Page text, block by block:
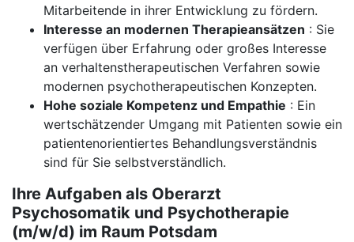
Mitarbeitende in ihrer Entwicklung zu fördern.
Interesse an modernen Therapieansätzen : Sie
verfügen über Erfahrung oder großes Interesse
an verhaltenstherapeutischen Verfahren sowie
modernen psychotherapeutischen Konzepten.
Hohe soziale Kompetenz und Empathie : Ein
wertschätzender Umgang mit Patienten sowie ein
patientenorientiertes Behandlungsverständnis
sind für Sie selbstverständlich.
Ihre Aufgaben als Oberarzt
Psychosomatik und Psychotherapie
(m/w/d) im Raum Potsdam